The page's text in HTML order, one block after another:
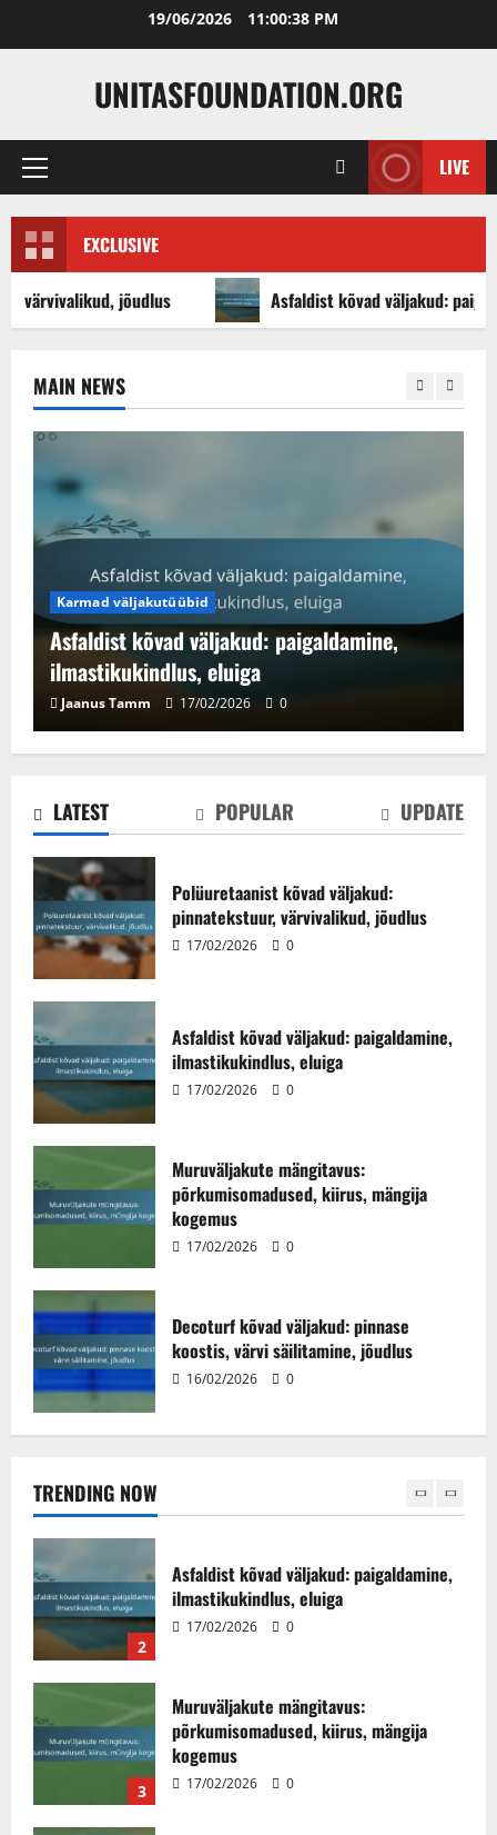
19/06/2026 11:00:40 PM
UNITASFOUNDATION.ORG
Primary
LIVE
EXCLUSIVE
jõudlus Asfaldist kõvad väljakud: paigaldamine,
LATEST POPULAR UPDATE
Polüuretaanist kõvad väljakud:
pinnatekstuur, värvivalikud, jõudlus
17/02/2026 0
Asfaldist kõvad väljakud: paigaldamine,
ilmastikukindlus, eluiga
17/02/2026 0
Muruväljakute mängitavus:
põrkumisomadused, kiirus, mängija
kogemus
17/02/2026 0
Decoturf kõvad väljakud: pinnase
koostis, värvi säilitamine, jõudlus
16/02/2026 0
MAIN NEWS
Karmad väljakutüübid
Asfaldist kõvad väljakud: paigaldamine,
ilmastikukindlus, eluiga
Jaanus Tamm 17/02/2026 0
TRENDING NOW
Asfaldist kõvad väljakud: paigaldamine,
ilmastikukindlus, eluiga
17/02/2026 0
3
Muruväljakute mängitavus:
kogemus
17/02/2026 0
4
16/02/2026 0
5
Integreerimine
13/02/2026 0
1
17/02/2026 0
2
Asfaldist kõvad väljakud: paigaldamine,
3
Muruväljakute mängitavus:
põrkumisomadused, kiirus, mängija
kogemus
4
Decoturf kõvad väljakud: pinnase
koostis, värvi säilitamine, jõudlus
16/02/2026